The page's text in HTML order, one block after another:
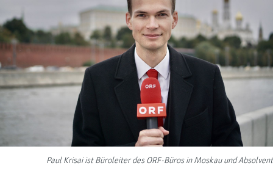
Paul Krisai ist Büroleiter des ORF-Büros in Moskau und Absolvent